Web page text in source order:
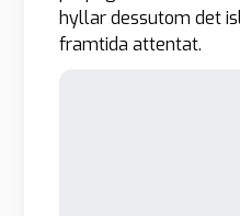
hyllar dessutom det
framtida attentat.